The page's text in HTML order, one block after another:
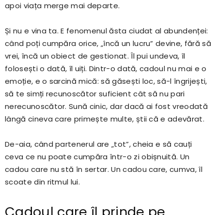
apoi viața merge mai departe.
Și nu e vina ta. E fenomenul ăsta ciudat al abundenței:
când poți cumpăra orice, „încă un lucru” devine, fără să
vrei, încă un obiect de gestionat. Îl pui undeva, îl
folosești o dată, îl uiți. Dintr-o dată, cadoul nu mai e o
emoție, e o sarcină mică: să găsești loc, să-l îngrijești,
să te simți recunoscător suficient cât să nu pari
nerecunoscător. Sună cinic, dar dacă ai fost vreodată
lângă cineva care primește multe, știi că e adevărat.
De-aia, când partenerul are „tot”, cheia e să cauți
ceva ce nu poate cumpăra într-o zi obișnuită. Un
cadou care nu stă în sertar. Un cadou care, cumva, îl
scoate din ritmul lui.